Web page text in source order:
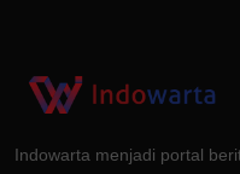
Indowarta menjadi portal